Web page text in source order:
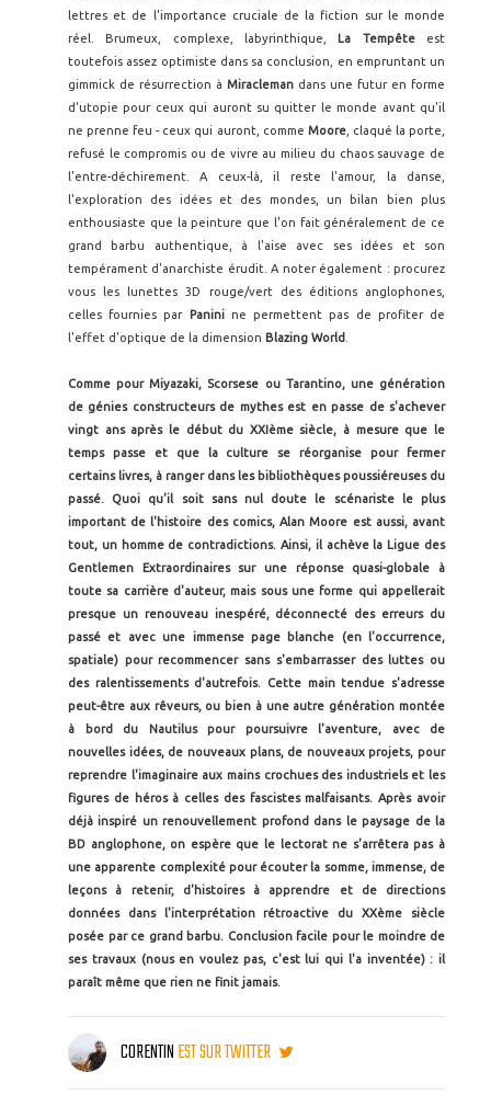
lettres et de l'importance cruciale de la fiction sur le monde
réel. Brumeux, complexe, labyrinthique, La Tempêteest
toutefois assez optimiste dans sa conclusion, en empruntant un
gimmick de résurrection à Miracleman dans une futur en forme
d'utopie pour ceux qui auront su quitter le monde avant qu'il
ne prenne feu - ceux qui auront, comme Moore, claqué la porte,
refusé le compromis ou de vivre au milieu du chaos sauvage de
l'entre-déchirement. A ceux-là, il reste l'amour, la danse,
l'exploration des idées et des mondes, un bilan bien plus
enthousiaste que la peinture que l'on fait généralement de ce
grand barbu authentique, à l'aise avec ses idées et son
tempérament d'anarchiste érudit. A noter également : procurez
vous les lunettes 3D rouge/vert des éditions anglophones,
celles fournies par Paninine permettent pas de profiter de
l'effet d'optique de la dimension Blazing World
Comme pour Miyazaki, Scorsese ou Tarantino, une génération
de génies constructeurs de mythes est en passe de s'achever
vingt ans après le début du XXIème siècle, à mesure que le
temps passe et que la culture se réorganise pour fermer
certains livres, à ranger dans les bibliothèques poussiéreuses du
passé. Quoi qu'il soit sans nul doute le scénariste le plus
important de l'histoire des comics, Alan Moore est aussi, avant
tout, un homme de contradictions. Ainsi, il achève la Ligue des
Gentlemen Extraordinaires sur une réponse quasi-globale à
toute sa carrière d'auteur, mais sous une forme qui appellerait
presque un renouveau inespéré, déconnecté des erreurs du
passé et avec une immense page blanche (en l'occurrence,
spatiale) pour recommencer sans s'embarrasser des luttes ou
des ralentissements d'autrefois. Cette main tendue s'adresse
peut-être aux rêveurs, ou bien à une autre génération montée
à bord du Nautilus pour poursuivre l'aventure, avec de
nouvelles idées, de nouveaux plans, de nouveaux projets, pour
reprendre l'imaginaire aux mains crochues des industriels et les
figures de héros à celles des fascistes malfaisants. Après avoir
déjà inspiré un renouvellement profond dans le paysage de la
BD anglophone, on espère que le lectorat ne s'arrêtera pas à
une apparente complexité pour écouter la somme, immense, de
leçons à retenir, d'histoires à apprendre et de directions
données dans l'interprétation rétroactive du XXème siècle
posée par ce grand barbu. Conclusion facile pour le moindre de
ses travaux (nous en voulez pas, c'est lui qui l'a inventée) : il
paraît même que rien ne finit jamais.
CORENTINEST SUR TWITTER